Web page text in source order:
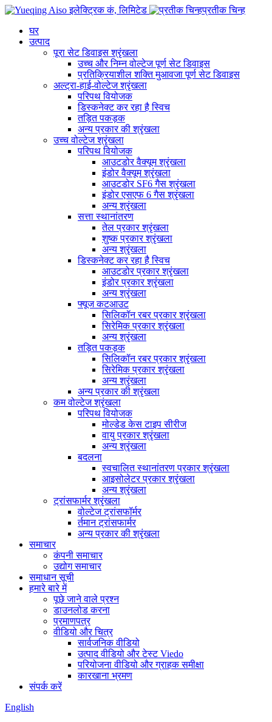
प्रतीक चिन्ह
घर
उत्पाद
पूरा सेट डिवाइस श्रृंखला
उच्च और निम्न वोल्टेज पूर्ण सेट डिवाइस
प्रतिक्रियाशील शक्ति मुआवजा पूर्ण सेट डिवाइस
अल्ट्रा-हाई-वोल्टेज श्रृंखला
परिपथ वियोजक
डिस्कनेक्ट कर रहा है स्विच
तड़ित पकड़क
अन्य प्रकार की श्रृंखला
उच्च वोल्टेज श्रृंखला
परिपथ वियोजक
आउटडोर वैक्यूम श्रृंखला
इंडोर वैक्यूम श्रृंखला
आउटडोर SF6 गैस श्रृंखला
इंडोर एसएफ 6 गैस श्रृंखला
अन्य श्रृंखला
सत्ता स्थानांतरण
तेल प्रकार श्रृंखला
शुष्क प्रकार श्रृंखला
अन्य श्रृंखला
डिस्कनेक्ट कर रहा है स्विच
आउटडोर प्रकार श्रृंखला
इंडोर प्रकार श्रृंखला
अन्य श्रृंखला
फ्यूज कटआउट
सिलिकॉन रबर प्रकार श्रृंखला
सिरेमिक प्रकार श्रृंखला
अन्य श्रृंखला
तड़ित पकड़क
सिलिकॉन रबर प्रकार श्रृंखला
सिरेमिक प्रकार श्रृंखला
अन्य श्रृंखला
अन्य प्रकार की श्रृंखला
कम वोल्टेज श्रृंखला
परिपथ वियोजक
मोल्डेड केस टाइप सीरीज
वायु प्रकार श्रृंखला
अन्य श्रृंखला
बदलना
स्वचालित स्थानांतरण प्रकार श्रृंखला
आइसोलेटर प्रकार श्रृंखला
अन्य श्रृंखला
ट्रांसफार्मर श्रृंखला
वोल्टेज ट्रांसफॉर्मर
र्तमान ट्रांसफार्मर
अन्य प्रकार की श्रृंखला
समाचार
कंपनी समाचार
उद्योग समाचार
समाधान सूची
हमारे बारे में
पूछे जाने वाले प्रश्न
डाउनलोड करना
प्रमाणपत्र
वीडियो और चित्र
सार्वजनिक वीडियो
उत्पाद वीडियो और टेस्ट Viedo
परियोजना वीडियो और ग्राहक समीक्षा
कारखाना भ्रमण
संपर्क करें
English